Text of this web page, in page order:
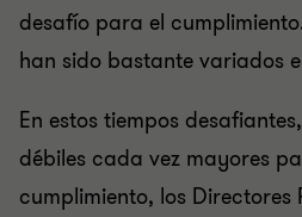
desafío para el
han sido bastante variados
En estos tiempos
débiles cada vez mayores
cumplimiento, los Directores